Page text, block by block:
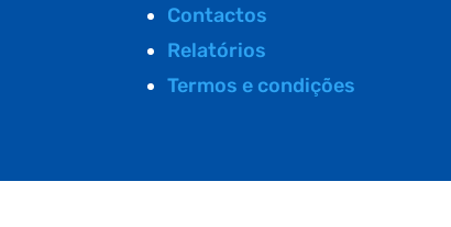
Contactos
Relatórios
Termos e condições